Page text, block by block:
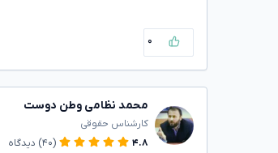
۰
محمد نظامی وطن دوست
کارشناس حقوقی
۴.۸
(۴۰) دیدگاه